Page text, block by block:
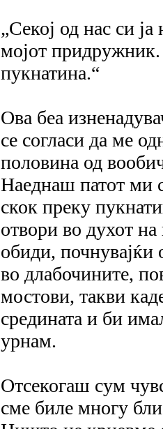
„Секој од нас си ја
мојот придружник.
пукнатина.“
Ова беа
се согласи да ме
половина од
Наеднаш патот ми
скок преку
отвори во духот
обиди, почнувајќи
во длабочините,
мостови, такви
средината и би
урнам.
Отсекогаш сум
сме биле многу